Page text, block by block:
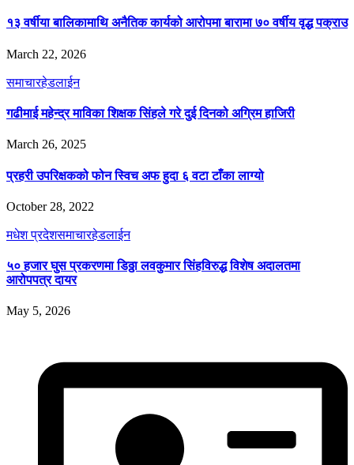
१३ वर्षीया बालिकामाथि अनैतिक कार्यको आरोपमा बारामा ७० वर्षीय वृद्ध पक्राउ
March 22, 2026
समाचारहेडलाईन
गढीमाई महेन्द्र माविका शिक्षक सिंहले गरे दुई दिनको अग्रिम हाजिरी
March 26, 2025
प्रहरी उपरिक्षकको फोन स्विच अफ हुदा ६ वटा टाँका लाग्यो
October 28, 2022
मधेश प्रदेशसमाचारहेडलाईन
५० हजार घुस प्रकरणमा डिठ्ठा लवकुमार सिंहविरुद्ध विशेष अदालतमा
आरोपपत्र दायर
May 5, 2026